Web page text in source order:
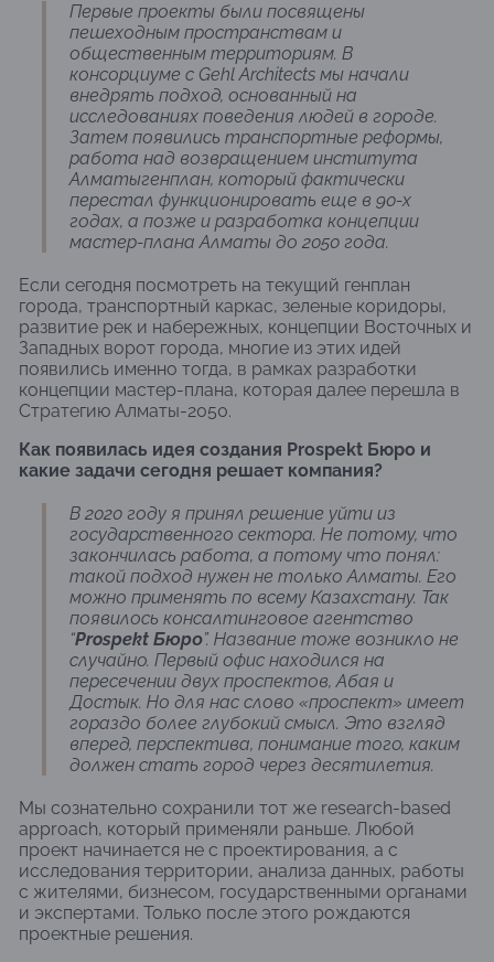
Первые проекты были посвящены
пешеходным пространствам и
общественным территориям. В
консорциуме с Gehl Architects мы начали
внедрять подход, основанный на
исследованиях поведения людей в городе.
Затем появились транспортные реформы,
работа над возвращением института
Алматыгенплан, который фактически
перестал функционировать еще в 90-х
годах, а позже и разработка концепции
мастер-плана Алматы до 2050 года.
Если сегодня посмотреть на текущий генплан
города, транспортный каркас, зеленые коридоры,
развитие рек и набережных, концепции Восточных и
Западных ворот города, многие из этих идей
появились именно тогда, в рамках разработки
концепции мастер-плана, которая далее перешла в
Стратегию Алматы-2050.
Как появилась идея создания Prospekt Бюро и
какие задачи сегодня решает компания?
В 2020 году я принял решение уйти из
государственного сектора. Не потому, что
закончилась работа, а потому что понял:
такой подход нужен не только Алматы. Его
можно применять по всему Казахстану. Так
появилось консалтинговое агентство
“Prospekt Бюро”. Название тоже возникло не
случайно. Первый офис находился на
пересечении двух проспектов, Абая и
Достык. Но для нас слово «проспект» имеет
гораздо более глубокий смысл. Это взгляд
вперед, перспектива, понимание того, каким
должен стать город через десятилетия.
Мы сознательно сохранили тот же research-based
approach, который применяли раньше. Любой
проект начинается не с проектирования, а с
исследования территории, анализа данных, работы
с жителями, бизнесом, государственными органами
и экспертами. Только после этого рождаются
проектные решения.